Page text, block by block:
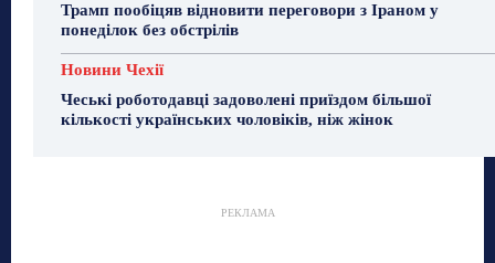
Трамп пообіцяв відновити переговори з Іраном у
понеділок без обстрілів
Новини Чехії
Чеські роботодавці задоволені приїздом більшої
кількості українських чоловіків, ніж жінок
РЕКЛАМА